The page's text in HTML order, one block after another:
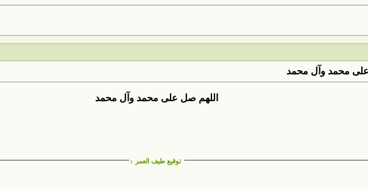
محمد وآل محمد
اللهم صل على محمد وآل محمد
توقيع طيف العمر :